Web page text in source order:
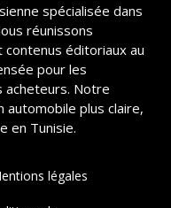
spécialisée dans
réunissons
éditoriaux au
pour les
acheteurs. Notre
automobile plus claire,
en Tunisie.
légales